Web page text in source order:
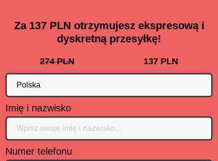
Za 137 PLN otrzymujesz ekspresową i
dyskretną przesyłkę!
274 PLN 137 PLN
Imię i nazwisko
Numer telefonu